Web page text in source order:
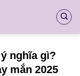
nghĩa gì?
mắn 2025